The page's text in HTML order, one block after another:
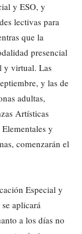
y ESO, y
lectivas para
que la
presencial
y virtual. Las
y las de
adultas,
Artísticas
y
comenzarán el
Especial y
aplicará
a los días no